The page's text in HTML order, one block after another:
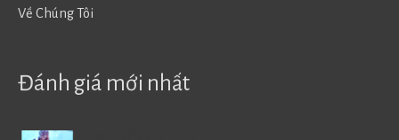
Về Chúng Tôi
Đánh giá mới nhất